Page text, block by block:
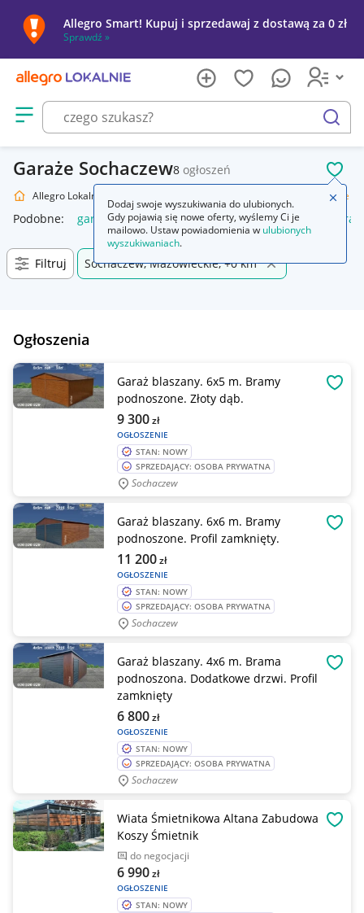
Allegro Smart! Kupuj i sprzedawaj z dostawą za 0 zł
Sprawdź »
Otwórz menu z kategoriami
szukaj
Garaże Sochaczew8 ogłoszeń
Allegro Lokalnie Garaże
Podobne: garaż blaszany garaż garaż blaszany 3x5
Filtruj Sochaczew, Mazowieckie, +0 km
Ogłoszenia
Garaż blaszany. 6x5 m. Bramy
podnoszone. Złoty dąb.
OGŁOSZENIE
9 300zł
STAN: NOWY
SPRZEDAJĄCY: OSOBA PRYWATNA
Sochaczew
Garaż blaszany. 6x6 m. Bramy
podnoszone. Profil zamknięty.
OGŁOSZENIE
11 200zł
STAN: NOWY
SPRZEDAJĄCY: OSOBA PRYWATNA
Sochaczew
Garaż blaszany. 4x6 m. Brama
podnoszona. Dodatkowe drzwi. Profil
zamknięty
OGŁOSZENIE
6 800zł
STAN: NOWY
SPRZEDAJĄCY: OSOBA PRYWATNA
Sochaczew
Wiata Śmietnikowa Altana Zabudowa
Koszy Śmietnik
do negocjacji
OGŁOSZENIE
6 990zł
STAN: NOWY
Dodaj swoje wyszukiwania do ulubionych.
Gdy pojawią się nowe oferty, wyślemy Ci je
mailowo. Ustaw powiadomienia w ulubionych
wyszukiwaniach.